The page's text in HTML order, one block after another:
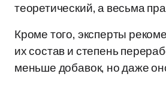
теоретический, а весьма
Кроме того, эксперты
их состав и степень
меньше добавок, но даже